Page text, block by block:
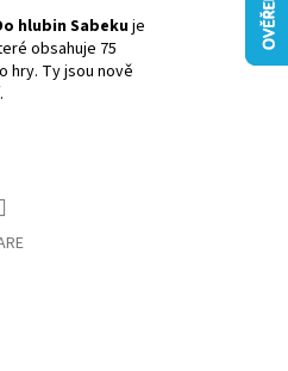
hlubin Sabekuje
obsahuje 75
hry. Ty jsou nově